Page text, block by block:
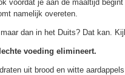
voordat je aan de maaltijd
namelijk overeten.
dan in het Duits? Dat kan.
voeding elimineert.
uit brood en witte